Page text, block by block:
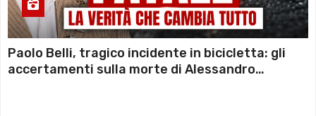
Paolo Belli, tragico incidente in bicicletta: gli
accertamenti sulla morte di Alessandro